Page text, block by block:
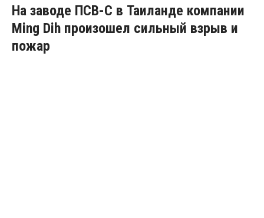
На заводе ПСВ-С в Таиланде компании
Ming Dih произошел сильный взрыв и
пожар